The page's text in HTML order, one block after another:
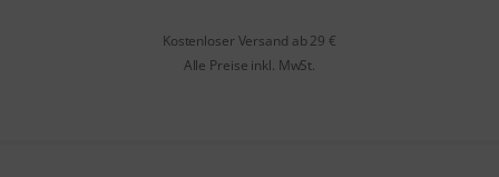
Kostenloser Versand ab 29 €
Alle Preise inkl. MwSt.